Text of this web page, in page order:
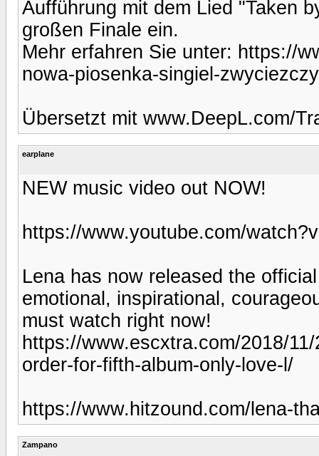
Aufführung mit dem Lied "Taken
großen Finale ein.
Mehr erfahren Sie unter: https://
nowa-piosenka-singiel-
Übersetzt mit www.DeepL.com/
earplane
NEW music video out NOW!
https://www.youtube.com/
Lena has now released the
emotional, inspirational,
must watch right now!
https://www.escxtra.com/2018/
order-for-fifth-album-only-love-l/
https://www.hitzound.com/lena-
Zampano